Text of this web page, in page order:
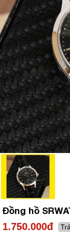
Đồng hồ
1.750.000đ